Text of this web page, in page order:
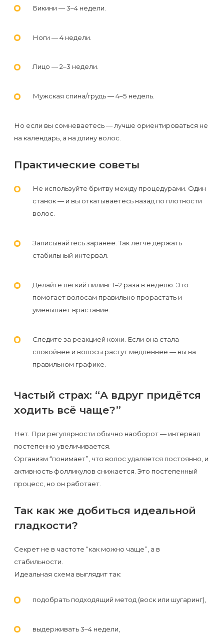
Бикини — 3–4 недели.
Ноги — 4 недели.
Лицо — 2–3 недели.
Мужская спина/грудь — 4–5 недель.
Но если вы сомневаетесь — лучше ориентироваться не
на календарь, а на длину волос.
Практические советы
Не используйте бритву между процедурами. Один
станок — и вы откатываетесь назад по плотности
волос.
Записывайтесь заранее. Так легче держать
стабильный интервал.
Делайте лёгкий пилинг 1–2 раза в неделю. Это
помогает волосам правильно прорастать и
уменьшает врастание.
Следите за реакцией кожи. Если она стала
спокойнее и волосы растут медленнее — вы на
правильном графике.
Частый страх: “А вдруг придётся
ходить всё чаще?”
Нет. При регулярности обычно наоборот — интервал
постепенно увеличивается.
Организм “понимает”, что волос удаляется постоянно, и
активность фолликулов снижается. Это постепенный
процесс, но он работает.
Так как же добиться идеальной
гладкости?
Секрет не в частоте “как можно чаще”, а в
стабильности.
Идеальная схема выглядит так:
подобрать подходящий метод (воск или шугаринг),
выдерживать 3–4 недели,